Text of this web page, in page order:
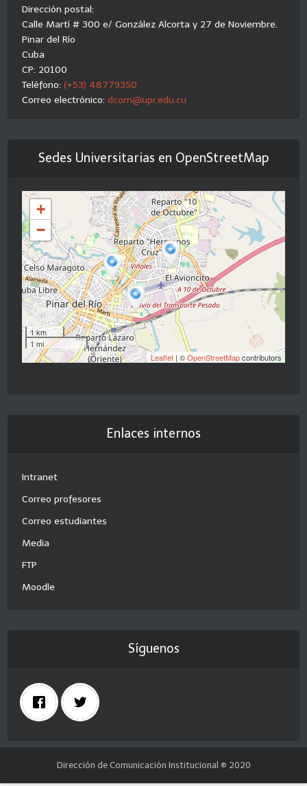
Dirección postal:
Calle Martí # 300 e/ González Alcorta y 27 de Noviembre.
Pinar del Río
Cuba
CP: 20100
Teléfono:(+53) 48779350
Correo electrónico:dcom@upr.edu.cu
Sedes Universitarias en OpenStreetMap
+
−
1 km
1 mi
Leaflet| ©OpenStreetMapcontributors
Enlaces internos
Intranet
Correo profesores
Correo estudiantes
Media
FTP
Moodle
Síguenos
Dirección de Comunicación Institucional © 2020